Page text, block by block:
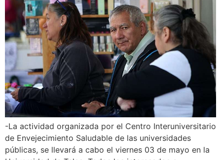
-La actividad organizada por el Centro Interuniversitario
de Envejecimiento Saludable de las universidades
públicas, se llevará a cabo el viernes 03 de mayo en la